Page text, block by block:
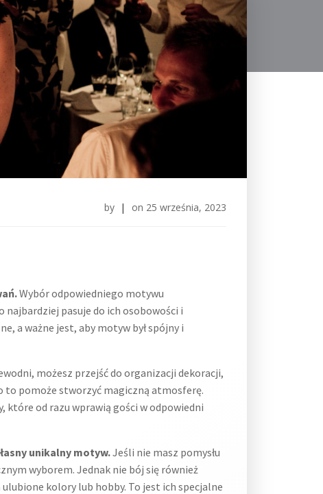
by | on 25 września, 2023
Wybór odpowiedniego motywu
pasuje do ich osobowości i
a ważne jest, aby motyw był spójny i
możesz przejść do organizacji dekoracji,
to pomoże stworzyć magiczną atmosferę.
od razu wprawią gości w odpowiedni
unikalny motyw.Jeśli nie masz pomysłu
wyborem. Jednak nie bój się również
kolory lub hobby. To jest ich specjalne